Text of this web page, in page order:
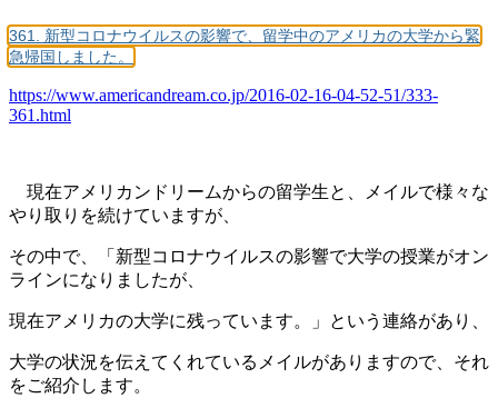
361. 新型コロナウイルスの影響で、留学中のアメリカの大学から緊
急帰国しました。
https://www.americandream.co.jp/2016-02-16-04-52-51/333-
361.html
現在アメリカンドリームからの留学生と、メイルで様々な
やり取りを続けていますが、
その中で、「新型コロナウイルスの影響で大学の授業がオン
ラインになりましたが、
現在アメリカの大学に残っています。」という連絡があり、
大学の状況を伝えてくれているメイルがありますので、それ
をご紹介します。